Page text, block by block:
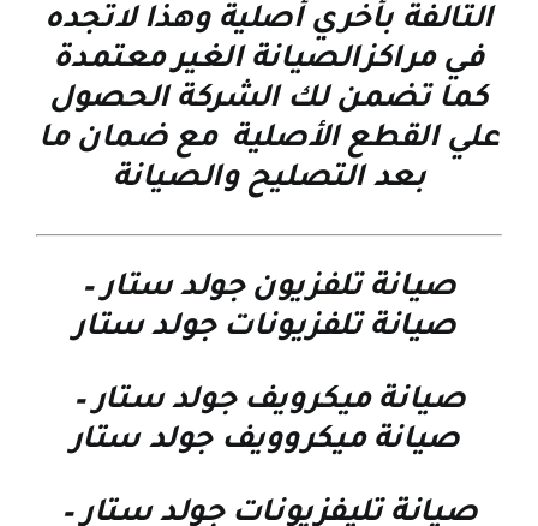
التالفة بأخري أصلية وهذا لاتجده
في مراكزالصيانة الغير معتمدة
كما تضمن لك الشركة الحصول
علي القطع الأصلية مع ضمان ما
بعد التصليح والصيانة
صيانة تلفزيون جولد ستار–
صيانة تلفزيونات جولد ستار
صيانة ميكرويف جولد ستار–
صيانة ميكروويف جولد ستار
صيانة تليفزيونات جولد ستار–